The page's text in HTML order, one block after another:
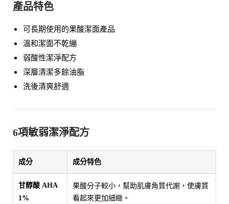
產品特色
可長期使用的果酸潔面產品
溫和潔面不乾繃
弱酸性潔淨配方
深層清潔多餘油脂
洗後清爽舒適
6項敏弱潔淨配方
成分 成分特色
甘醇酸 AHA
1%
果酸分子較小，幫助肌膚角質代謝，使膚質
看起來更加細緻。